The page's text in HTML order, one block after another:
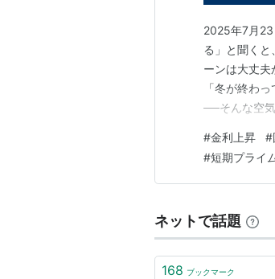
2025年7月23
る」と聞く
ーンは大丈
「冬が終わ
──そんな空
場は一気にホ
が15%にな
#金利上昇 #
#短期プライ
ネットで話題
168 ブックマーク